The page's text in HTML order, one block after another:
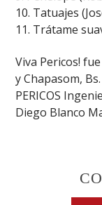
10. Tatuajes
11. Trátame
Viva Pericos!
y Chapasom,
PERICOS
Diego Blanco